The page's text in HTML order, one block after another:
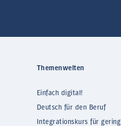
Themenwelten
Einfach digital!
Deutsch für den Beruf
Integrationskurs für gering